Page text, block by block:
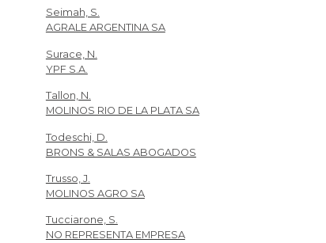
Seimah, S.
AGRALE ARGENTINA SA
Surace, N.
YPF S.A.
Tallon, N.
MOLINOS RIO DE LA PLATA SA
Todeschi, D.
BRONS & SALAS ABOGADOS
Trusso, J.
MOLINOS AGRO SA
Tucciarone, S.
NO REPRESENTA EMPRESA